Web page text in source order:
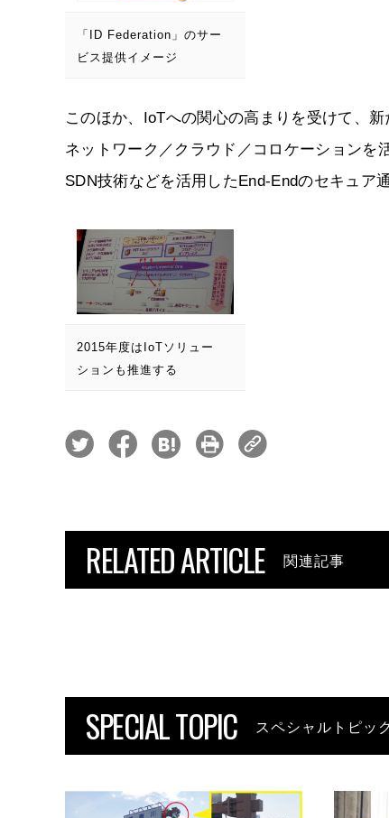
「ID Federation」のサー
ビス提供イメージ
このほか、IoTへの関心の高まりを受けて、
ネットワーク／クラウド／コロケーションを
SDN技術などを活用したEnd-Endのセキュア
2015年度はIoTソリュー
ションも推進する
RELATED ARTICLE 関連記事
SPECIAL TOPIC スペシャルトピッ